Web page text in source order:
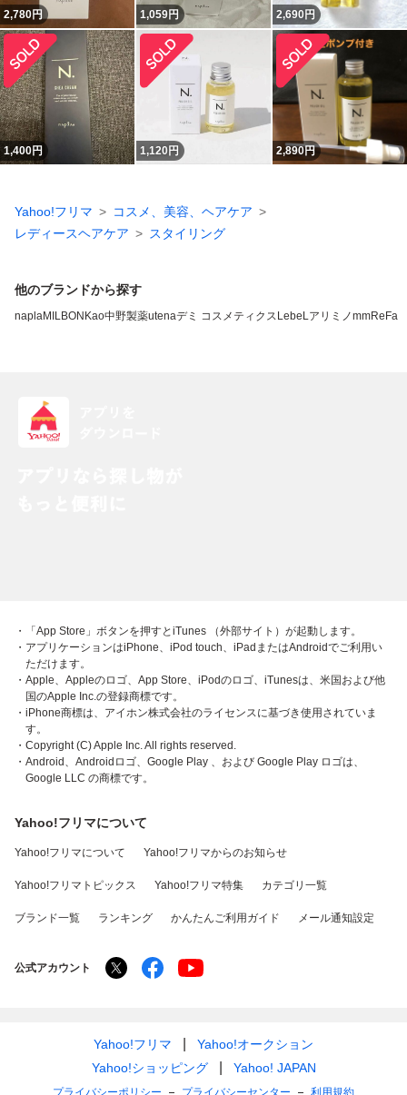
2,780円 1,059円 2,690円
1,400円 1,120 円 2,890円
Yahoo!フリマ
コスメ、美容、ヘアケア
レディースヘアケア
スタイリング
他のブランドから探す
naplaMILBON Kao中野製薬utenaデミ コスメティクス LebeLアリミノmmReFa
・「App Store」ボタンを押すとiTunes （外部サイト）が起動します。
・アプリケーションはiPhone、iPod touch、iPadまたはAndroidでご利用い
ただけます。
・Apple、Appleのロゴ、App Store、iPodのロゴ、iTunesは、米国および他
国のApple Inc.の登録商標です。
・iPhone商標は、アイホン株式会社のライセンスに基づき使用されていま
す。
・Copyright (C) Apple Inc. All rights reserved.
・Android、Androidロゴ、Google Play 、および Google Play ロゴは、
Google LLC の商標です。
Yahoo!フリマについて
Yahoo!フリマについて Yahoo!フリマからのお知らせ
Yahoo!フリマトピックス Yahoo!フリマ特集 カテゴリ一覧
ブランド一覧 ランキング かんたんご利用ガイド メール通知設定
公式アカウント
Yahoo!フリマ
Yahoo!オークション
Yahoo!ショッピング
Yahoo! JAPAN